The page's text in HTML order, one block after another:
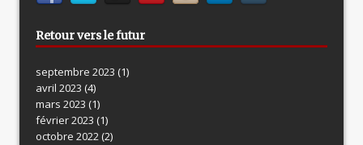
Retour vers le futur
septembre 2023 (1)
avril 2023 (4)
mars 2023 (1)
février 2023 (1)
octobre 2022(2)